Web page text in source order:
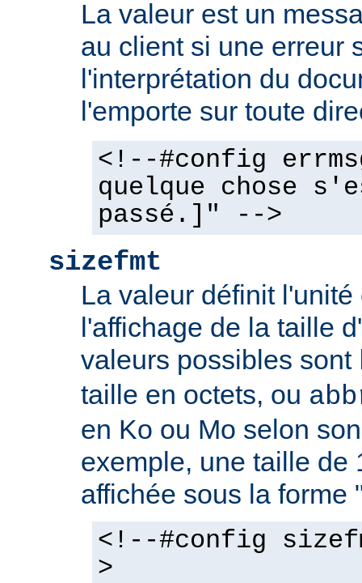
La valeur est un
au client si une erreur
l'interprétation du
l'emporte sur toute
<!--#config
quelque chose
passé.]" -->
sizefmt
La valeur définit
l'affichage de la taille
valeurs possibles sont
taille en octets, ou
en Ko ou Mo selon
exemple, une taille de
affichée sous la forme
<!--#config
>